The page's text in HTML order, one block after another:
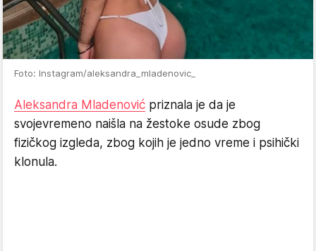
Foto: Instagram/aleksandra_mladenovic_
Aleksandra Mladenović priznala je da je
svojevremeno naišla na žestoke osude zbog
fizičkog izgleda, zbog kojih je jedno vreme i psihički
klonula.